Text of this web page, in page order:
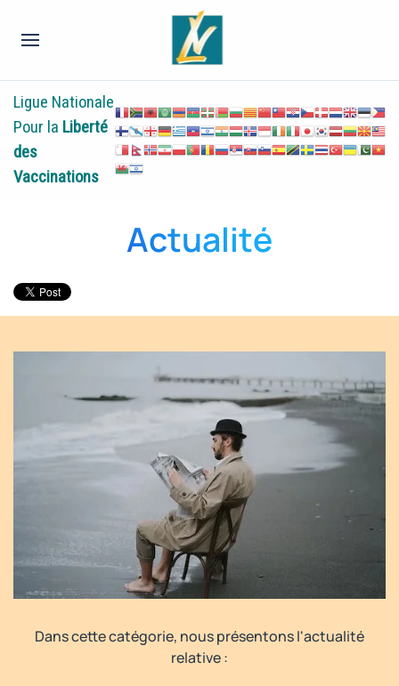
Ligue Nationale
Pour la Liberté
des
Vaccinations
Actualité
Dans cette catégorie, nous présentons l'actualité
relative :